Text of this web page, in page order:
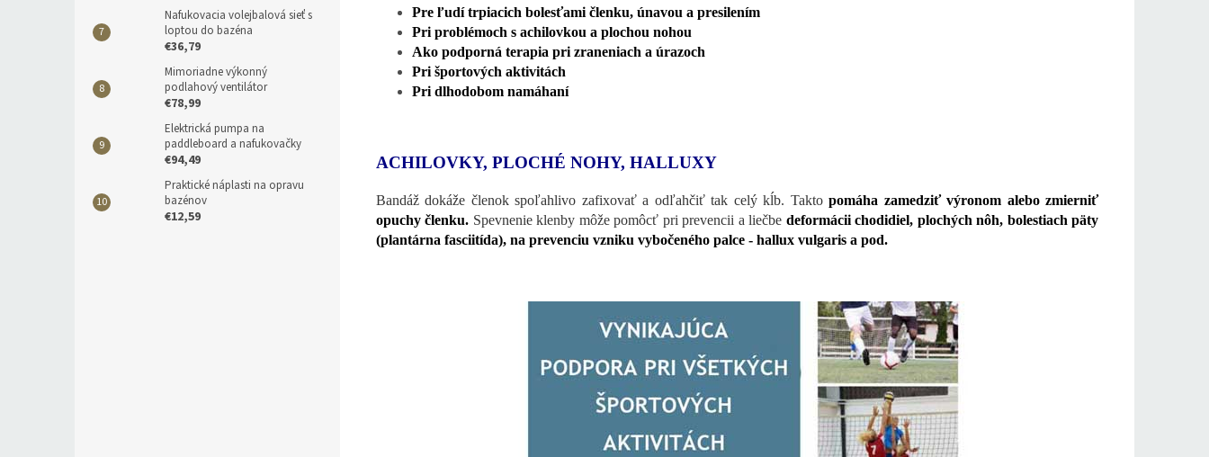
Nafukovacia volejbalová sieť s
loptou do bazéna
€36,79
Mimoriadne výkonný
podlahový ventilátor
€78,99
Elektrická pumpa na
paddleboard a nafukovačky
€94,49
Praktické náplasti na opravu
bazénov
€12,59
Pre ľudí trpiacich bolesťami členku, únavou a presilením
Pri problémoch s achilovkou a plochou nohou
Ako podporná terapia pri zraneniach a úrazoch
Pri športových aktivitách
Pri dlhodobom namáhaní
ACHILOVKY, PLOCHÉ NOHY, HALLUXY
Bandáž dokáže členok spoľahlivo zafixovať a odľahčiť tak celý kĺb. Taktopomáha zamedziť výronom alebo zmierniť
opuchy členku. Spevnenie klenby môže pomôcť pri prevencii a liečbe deformácii chodidiel, plochých nôh, bolestiach päty
(plantárna fasciitída), na prevenciu vzniku vybočeného palce - hallux vulgaris a pod.